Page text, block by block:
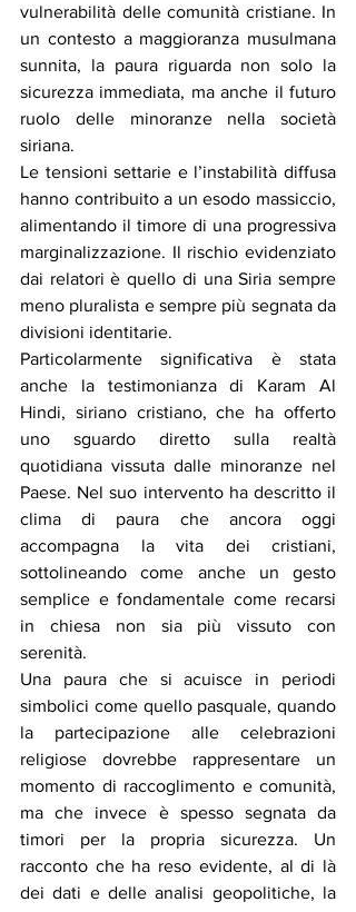
vulnerabilità delle comunità cristiane. In
un contesto a maggioranza musulmana
sunnita, la paura riguarda non solo la
sicurezza immediata, ma anche il futuro
ruolo delle minoranze nella società
siriana.
Le tensioni settarie e l’instabilità diffusa
hanno contribuito a un esodo massiccio,
alimentando il timore di una progressiva
marginalizzazione. Il rischio evidenziato
dai relatori è quello di una Siria sempre
meno pluralista e sempre più segnata da
divisioni identitarie.
Particolarmente significativa è stata
anche la testimonianza di Karam Al
Hindi, siriano cristiano, che ha offerto
uno sguardo diretto sulla realtà
quotidiana vissuta dalle minoranze nel
Paese. Nel suo intervento ha descritto il
clima di paura che ancora oggi
accompagna la vita dei cristiani,
sottolineando come anche un gesto
semplice e fondamentale come recarsi
in chiesa non sia più vissuto con
serenità.
Una paura che si acuisce in periodi
simbolici come quello pasquale, quando
la partecipazione alle celebrazioni
religiose dovrebbe rappresentare un
momento di raccoglimento e comunità,
ma che invece è spesso segnata da
timori per la propria sicurezza. Un
racconto che ha reso evidente, al di là
dei dati e delle analisi geopolitiche, la